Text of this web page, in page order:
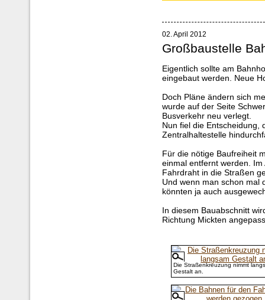
02. April 2012
Großbaustelle
Eigentlich sollte am
eingebaut werden. Neue
Doch Pläne ändern sich
wurde auf der Seite
Busverkehr neu verlegt.
Nun fiel die Entscheidung,
Zentralhaltestelle
Für die nötige Baufreiheit
einmal entfernt werden.
Fahrdraht in die Straßen
Und wenn man schon mal
könnten ja auch
In diesem Bauabschnitt
Richtung Mickten
Die Straßenkreuzung nimmt
Gestalt an.